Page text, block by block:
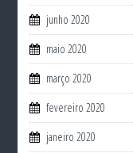
junho 2020
maio 2020
março 2020
fevereiro 2020
janeiro 2020